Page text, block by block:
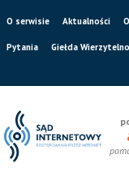
O serwisie Aktualności
Pytania
Giełda